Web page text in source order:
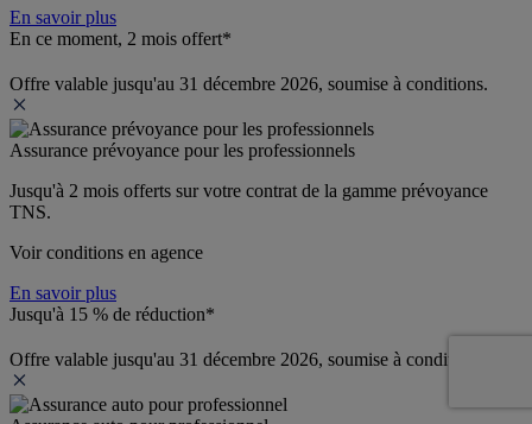
En savoir plus
En ce moment, 2 mois offert*
Offre valable jusqu'au 31 décembre 2026, soumise à conditions.
Assurance prévoyance pour les professionnels
Jusqu'à 2 mois offerts sur votre contrat de la gamme prévoyance
TNS.
Voir conditions en agence
En savoir plus
Jusqu'à 15 % de réduction*
Offre valable jusqu'au 31 décembre 2026, soumise à conditions.